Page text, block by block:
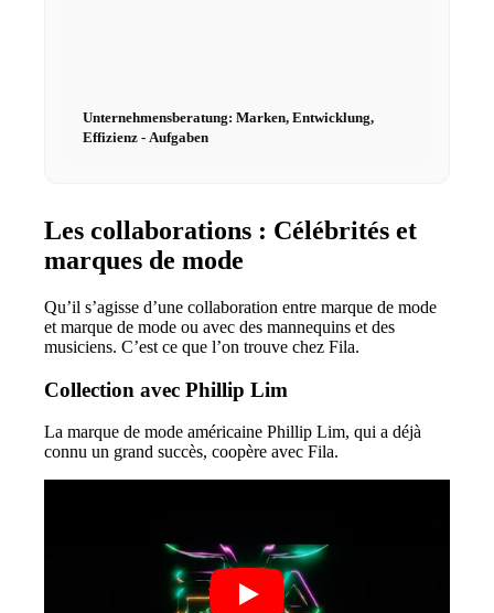
Unternehmensberatung: Marken, Entwicklung,
Effizienz - Aufgaben
Les collaborations : Célébrités et
marques de mode
Qu’il s’agisse d’une collaboration entre marque de mode
et marque de mode ou avec des mannequins et des
musiciens. C’est ce que l’on trouve chez Fila.
Collection avec Phillip Lim
La marque de mode américaine Phillip Lim, qui a déjà
connu un grand succès, coopère avec Fila.